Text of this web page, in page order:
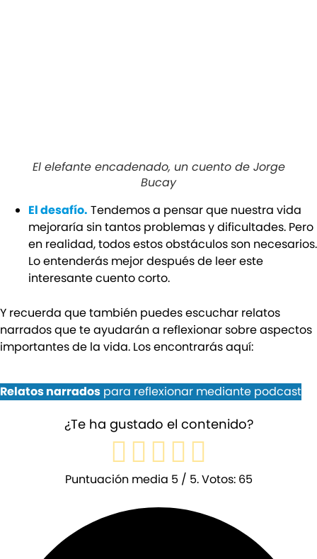
El elefante encadenado, un cuento de Jorge
Bucay
El desafío. Tendemos a pensar que nuestra vida
mejoraría sin tantos problemas y dificultades. Pero
en realidad, todos estos obstáculos son necesarios.
Lo entenderás mejor después de leer este
interesante cuento corto.
Y recuerda que también puedes escuchar relatos
narrados que te ayudarán a reflexionar sobre aspectos
importantes de la vida. Los encontrarás aquí:
Relatos narrados para reflexionar mediante podcast
¿Te ha gustado el contenido?
Puntuación media 5 / 5. Votos: 65